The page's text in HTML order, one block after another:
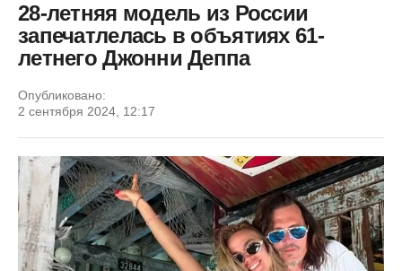
28-летняя модель из России
запечатлелась в объятиях 61-
летнего Джонни Деппа
Опубликовано:
2 сентября 2024, 12:17